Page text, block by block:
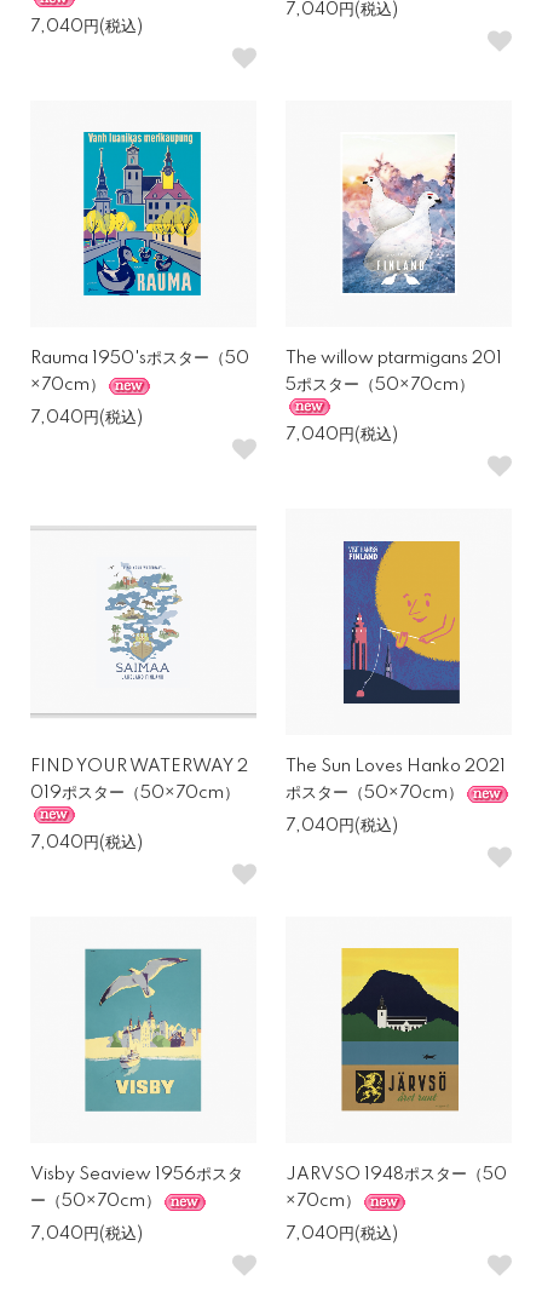
7,040円(税込)
7,040円(税込)
Rauma 1950'sポスター（50
×70cm）
7,040円(税込)
The willow ptarmigans 201
5ポスター（50×70cm）
7,040円(税込)
FIND YOUR WATERWAY 2
019ポスター（50×70cm）
7,040円(税込)
The Sun Loves Hanko 2021
ポスター（50×70cm）
7,040円(税込)
Visby Seaview 1956ポスタ
ー（50×70cm）
7,040円(税込)
JARVSO 1948ポスター（50
×70cm）
7,040円(税込)